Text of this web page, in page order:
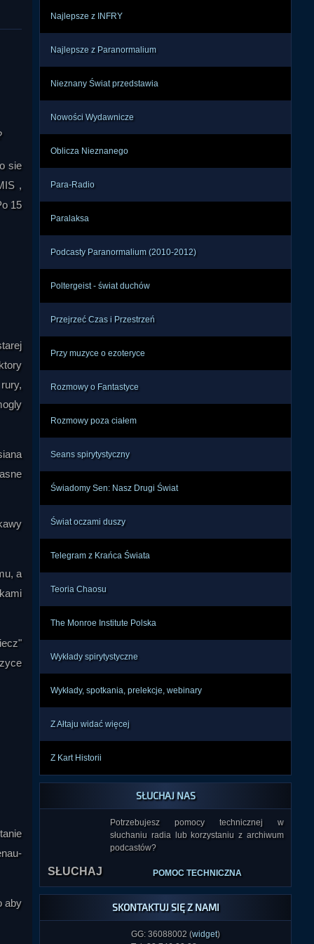
że
i ich
do
sie
,
15
a
aby
Najlepsze z INFRY
Najlepsze z Paranormalium
Nieznany Świat przedstawia
Nowości Wydawnicze
Oblicza Nieznanego
Para-Radio
Paralaksa
Podcasty Paranormalium (2010-2012)
Poltergeist - świat duchów
Przejrzeć Czas i Przestrzeń
Przy muzyce o ezoteryce
Rozmowy o Fantastyce
Rozmowy poza ciałem
Seans spirytystyczny
Świadomy Sen: Nasz Drugi Świat
Świat oczami duszy
Telegram z Krańca Świata
Teoria Chaosu
The Monroe Institute Polska
Wykłady spirytystyczne
Wykłady, spotkania, prelekcje, webinary
Z Ałtaju widać więcej
Z Kart Historii
SŁUCHAJ NAS
SŁUCHAJ
Potrzebujesz pomocy technicznej w
słuchaniu radia lub korzystaniu z archiwum
podcastów?
POMOC TECHNICZNA
SKONTAKTUJ SIĘ Z NAMI
GG: 36088002 (widget)